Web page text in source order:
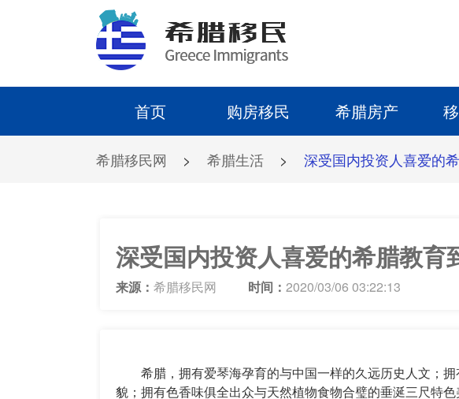
首页 购房移民 希腊房产
希腊移民网 > 希腊生活 > 深受国内投资人喜爱的
深受国内投资人喜爱的希腊教育
来源： 希腊移民网 时间： 2020/03/06 03:22:13
希腊，拥有爱琴海孕育的与中国一样的久远历史人文；拥
貌；拥有色香味俱全出众与天然植物食物合璧的垂涎三尺特